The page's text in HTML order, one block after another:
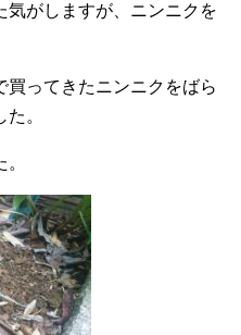
気がしますが、ニンニクを
買ってきたニンニクをばら
。